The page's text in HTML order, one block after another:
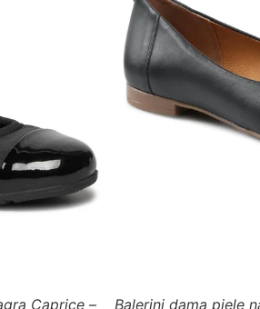
Caprice –
Balerini dama piele